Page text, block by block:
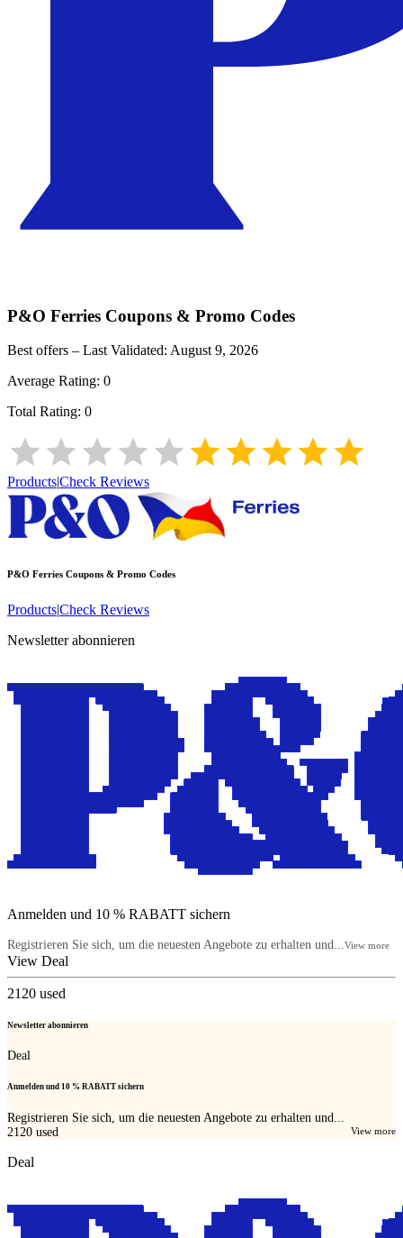
P&O Ferries Coupons & Promo Codes
Best offers – Last Validated: August 9, 2026
Average Rating: 0
Total Rating: 0
Products|Check Reviews
P&O Ferries Coupons & Promo Codes
Products|Check Reviews
Newsletter abonnieren
Anmelden und 10 % RABATT sichern
Registrieren Sie sich, um die neuesten Angebote zu erhalten und... View more
View Deal
2120 used
Newsletter abonnieren
Deal
Anmelden und 10 % RABATT sichern
Registrieren Sie sich, um die neuesten Angebote zu erhalten und...
View more
2120 used
Deal